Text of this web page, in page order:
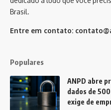
Brasil.
Entre em contato:
Populares
ANPD abre
dados de
exige de